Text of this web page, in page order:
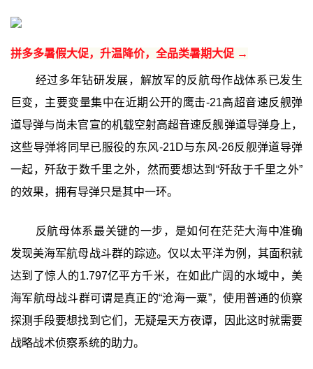
拼多多暑假大促，升温降价，全品类暑期大促 →
经过多年钻研发展，解放军的反航母作战体系已发生
巨变，主要变量集中在近期公开的鹰击-21高超音速反舰弹
道导弹与尚未官宣的机载空射高超音速反舰弹道导弹身上，
这些导弹将同早已服役的东风-21D与东风-26反舰弹道导弹
一起，歼敌于数千里之外，然而要想达到“歼敌于千里之外”
的效果，拥有导弹只是其中一环。
反航母体系最关键的一步，是如何在茫茫大海中准确
发现美海军航母战斗群的踪迹。仅以太平洋为例，其面积就
达到了惊人的1.797亿平方千米，在如此广阔的水域中，美
海军航母战斗群可谓是真正的“沧海一粟”，使用普通的侦察
探测手段要想找到它们，无疑是天方夜谭，因此这时就需要
战略战术侦察系统的助力。